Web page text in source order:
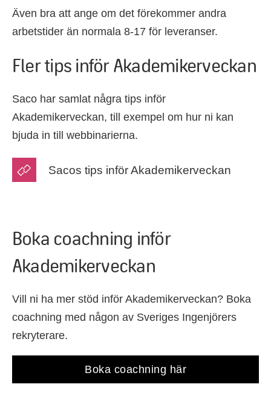
Även bra att ange om det förekommer andra
arbetstider än normala 8-17 för leveranser.
Fler tips inför Akademikerveckan
Saco har samlat några tips inför
Akademikerveckan, till exempel om hur ni kan
bjuda in till webbinarierna.
Sacos tips inför Akademikerveckan
Boka coachning inför
Akademikerveckan
Vill ni ha mer stöd inför Akademikerveckan? Boka
coachning med någon av Sveriges Ingenjörers
rekryterare.
Boka coachning här